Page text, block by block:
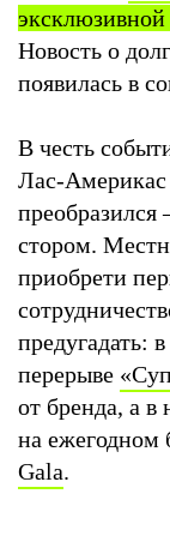
Новость о
появилась в
В честь
Лас-
стором.
приобрети
предугадать:
перерыве
от бренда, а в
на ежегодном
Gala.